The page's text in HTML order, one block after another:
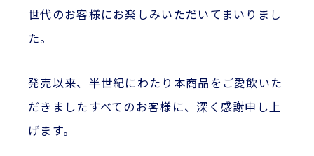
世代のお客様にお楽しみいただいてまいりまし
た。
発売以来、半世紀にわたり本商品をご愛飲いた
だきましたすべてのお客様に、深く感謝申し上
げます。